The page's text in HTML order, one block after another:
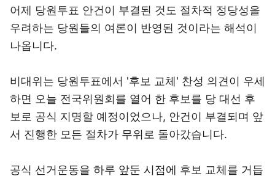
어제 당원투표 안건이 부결된 것도 절차적 정당성을
우려하는 당원들의 여론이 반영된 것이라는 해석이
나옵니다.
비대위는 당원투표에서 '후보 교체' 찬성 의견이 우세
하면 오늘 전국위원회를 열어 한 후보를 당 대선 후
보로 공식 지명할 예정이었으나, 안건이 부결되며 앞
서 진행한 모든 절차가 무위로 돌아갔습니다.
공식 선거운동을 하루 앞둔 시점에 후보 교체를 거듭